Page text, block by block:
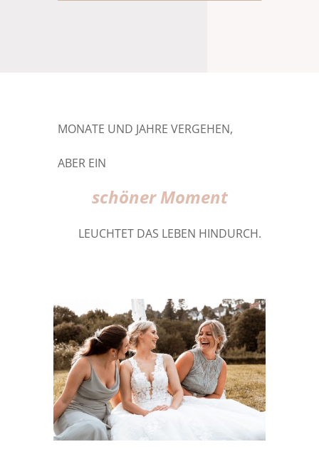
MONATE UND JAHRE VERGEHEN,
ABER EIN
schöner Moment
LEUCHTET DAS LEBEN HINDURCH.